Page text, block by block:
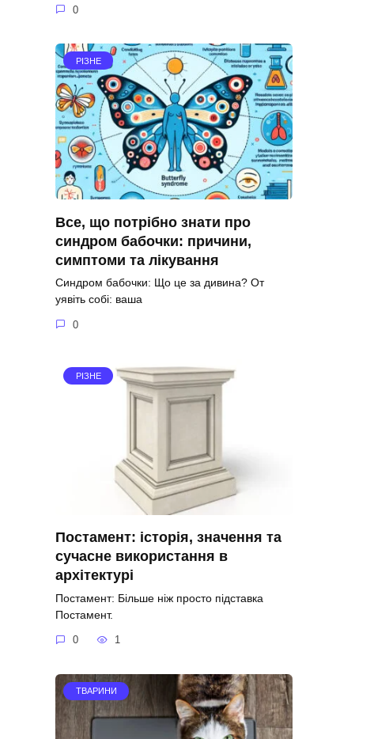
0
РІЗНЕ
Все, що потрібно знати про
синдром бабочки: причини,
симптоми та лікування
Синдром бабочки: Що це за дивина? От
уявіть собі: ваша
0
РІЗНЕ
Постамент: історія, значення та
сучасне використання в
архітектурі
Постамент: Більше ніж просто підставка
Постамент.
0 1
ТВАРИНИ